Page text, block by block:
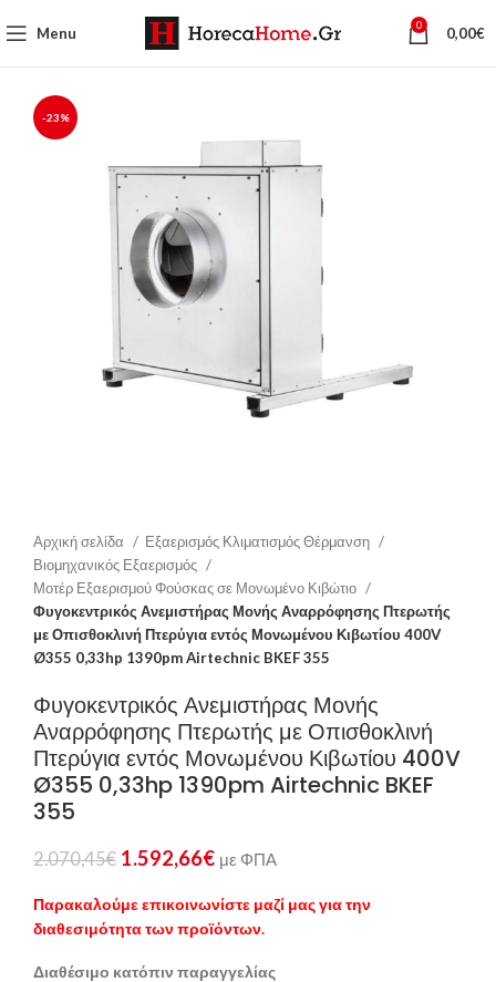
Menu 0 0,00€
-23%
Αρχική σελίδα
Εξαερισμός Κλιματισμός Θέρμανση
Βιομηχανικός Εξαερισμός
Μοτέρ Εξαερισμού Φούσκας σε Μονωμένο Κιβώτιο
Φυγοκεντρικός Ανεμιστήρας Μονής Αναρρόφησης Πτερωτής
με Οπισθοκλινή Πτερύγια εντός Μονωμένου Κιβωτίου 400V
Ø355 0,33hp 1390pm Airtechnic BKEF 355
Φυγοκεντρικός Ανεμιστήρας Μονής
Αναρρόφησης Πτερωτής με Οπισθοκλινή
Πτερύγια εντός Μονωμένου Κιβωτίου 400V
Ø355 0,33hp 1390pm Airtechnic BKEF
355
2.070,45€ 1.592,66€ με ΦΠΑ
Παρακαλούμε επικοινωνίστε μαζί μας για την
διαθεσιμότητα των προϊόντων.
Διαθέσιμο κατόπιν παραγγελίας